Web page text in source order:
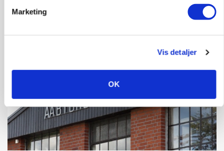
Marketing
Vis detaljer
OK
fordoble produktionen og behandle 800.000 ton
biomasse